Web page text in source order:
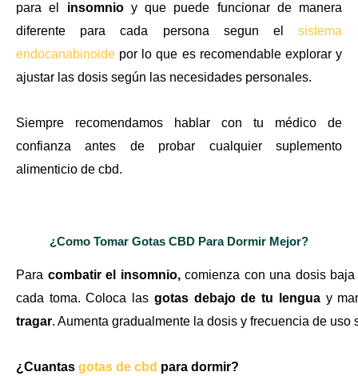
para el insomnioy que puede funcionar de manera
diferente para cada persona segun el sistema
endocanabinoide por lo que es recomendable explorar y
ajustar las dosis según las necesidades personales.
Siempre recomendamos hablar con tu médico de
confianza antes de probar cualquier suplemento
alimenticio de cbd.
¿Como Tomar Gotas CBD Para Dormir Mejor?
Para combatir el insomnio,comienza con una dosis
cada toma. Coloca las gotas debajo de tu lenguay
tragar. Aumenta gradualmente la dosis y frecuencia de uso
¿Cuantas gotas de cbd para dormir?